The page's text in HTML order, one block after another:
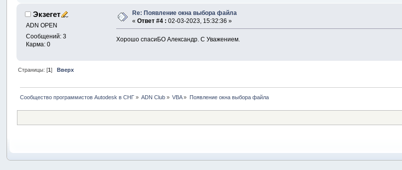
Экзегет
ADN OPEN
Сообщений: 3
Карма: 0
Re: Появление окна выбора файла
«Ответ #4 : 02-03-2023, 15:32:36 »
Хорошо спасиБО Александр. С Уважением.
Страницы: [1] Вверх
Сообщество программистов Autodesk в СНГ» ADN Club » VBA» Появление окна выбора файла